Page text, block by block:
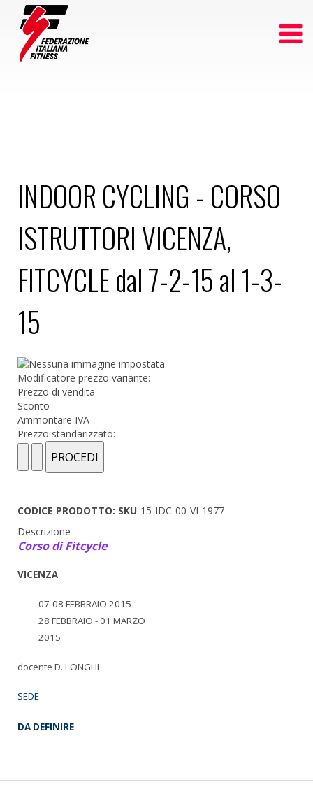
INDOOR CYCLING - CORSO
ISTRUTTORI VICENZA,
FITCYCLE dal 7-2-15 al 1-3-
15
Modificatore prezzo variante:
Prezzo di vendita
Sconto
Ammontare IVA
Prezzo standarizzato:
CODICE PRODOTTO: SKU 15-IDC-00-VI-1977
Descrizione
Corso di Fitcycle
VICENZA
07-08 FEBBRAIO 2015
28 FEBBRAIO - 01 MARZO
2015
docente D. LONGHI
SEDE
DA DEFINIRE